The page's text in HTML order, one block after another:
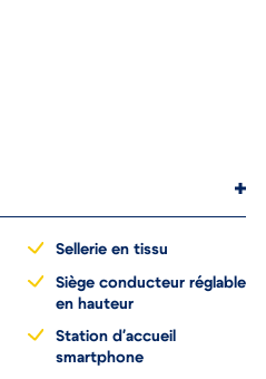
Sellerie en tissu
Siège conducteur réglable
en hauteur
Station d'accueil
smartphone